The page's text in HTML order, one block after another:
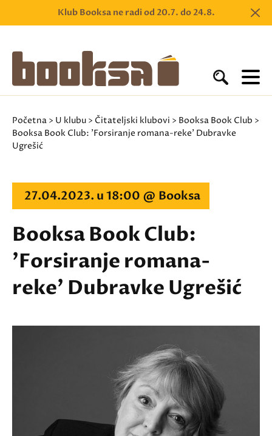
Klub Booksa ne radi od 20.7. do 24.8.
Početna > U klubu > Čitateljski klubovi > Booksa Book Club >
Booksa Book Club: 'Forsiranje romana-reke' Dubravke
Ugrešić
27.04.2023. u 18:00 @ Booksa
Booksa Book Club:
'Forsiranje romana-
reke' Dubravke Ugrešić